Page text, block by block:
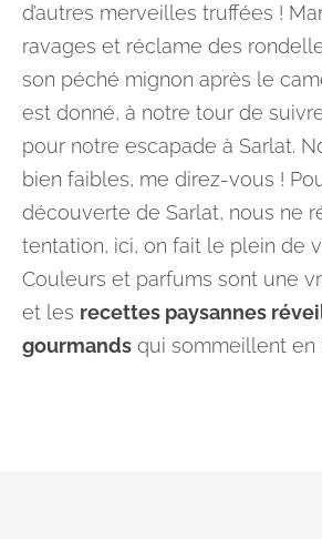
d’autres merveilles truffées !
ravages et réclame des
son péché mignon après le
est donné, à notre tour de
pour notre escapade à Sarlat.
bien faibles, me direz-vous !
découverte de Sarlat, nous ne
tentation, ici, on fait le plein de
Couleurs et parfums sont une
et les recettes paysannes
gourmands qui sommeillent en